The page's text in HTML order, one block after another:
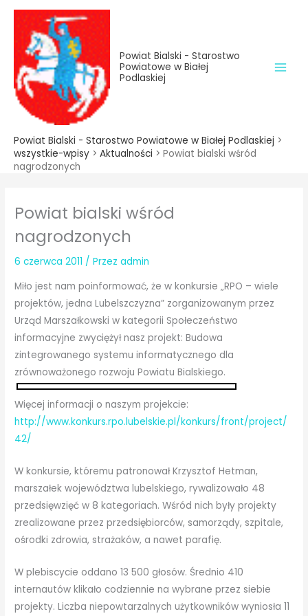
treści
Przejdź
treści
Powiat Bialski - Starostwo
Powiatowe w Białej
Podlaskiej
Powiat Bialski - Starostwo Powiatowe w Białej Podlaskiej >
wszystkie-wpisy > Aktualności > Powiat bialski wśród
nagrodzonych
Powiat bialski wśród
nagrodzonych
6 czerwca 2011 / Przezadmin
Miło jest nam poinformować, że w konkursie „RPO – wiele
projektów, jedna Lubelszczyzna” zorganizowanym przez
Urząd Marszałkowski w kategorii Społeczeństwo
informacyjne zwyciężył nasz projekt: Budowa
zintegrowanego systemu informatycznego dla
zrównoważonego rozwoju Powiatu Bialskiego.
Więcej informacji o naszym projekcie:
http://www.konkurs.rpo.lubelskie.pl/konkurs/front/project/
42/
W konkursie, któremu patronował Krzysztof Hetman,
marszałek województwa lubelskiego, rywalizowało 48
przedsięwzięć w 8 kategoriach. Wśród nich były projekty
zrealizowane przez przedsiębiorców, samorządy, szpitale,
ośrodki zdrowia, strażaków, a nawet parafię.
W plebiscycie oddano 13 500 głosów. Średnio 410
internautów klikało codziennie na wybrane przez siebie
projekty. Liczba niepowtarzalnych użytkowników wyniosła 11